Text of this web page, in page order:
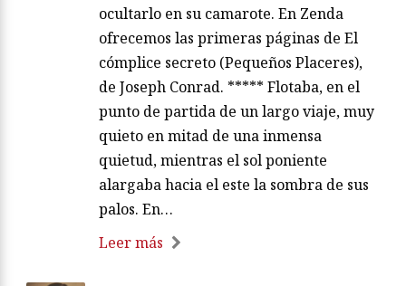
ocultarlo en su camarote. En Zenda
ofrecemos las primeras páginas de El
cómplice secreto (Pequeños Placeres),
de Joseph Conrad. ***** Flotaba, en el
punto de partida de un largo viaje, muy
quieto en mitad de una inmensa
quietud, mientras el sol poniente
alargaba hacia el este la sombra de sus
palos. En…
Leer más